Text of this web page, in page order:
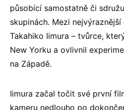
působící samostatně či
skupinách. Mezi
Takahiko Iimura – tvůrce,
New Yorku a ovlivnil
na Západě.
Iimura začal točit své první
kameru nedlouho po